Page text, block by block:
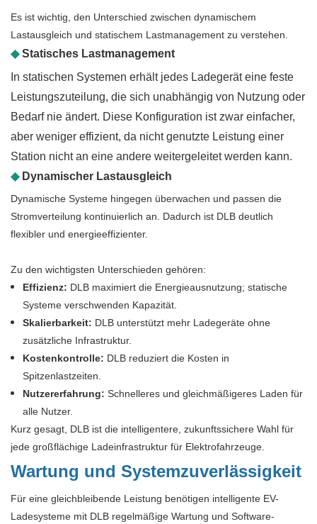
Es ist wichtig, den Unterschied zwischen dynamischem
Lastausgleich und statischem Lastmanagement zu verstehen.
◆Statisches Lastmanagement
In statischen Systemen erhält jedes Ladegerät eine feste
Leistungszuteilung, die sich unabhängig von Nutzung oder
Bedarf nie ändert. Diese Konfiguration ist zwar einfacher,
aber weniger effizient, da nicht genutzte Leistung einer
Station nicht an eine andere weitergeleitet werden kann.
◆Dynamischer Lastausgleich
Dynamische Systeme hingegen überwachen und passen die
Stromverteilung kontinuierlich an. Dadurch ist DLB deutlich
flexibler und energieeffizienter.
Zu den wichtigsten Unterschieden gehören:
Effizienz: DLB maximiert die Energieausnutzung; statische
Systeme verschwenden Kapazität.
Skalierbarkeit: DLB unterstützt mehr Ladegeräte ohne
zusätzliche Infrastruktur.
Kostenkontrolle: DLB reduziert die Kosten in
Spitzenlastzeiten.
Nutzererfahrung: Schnelleres und gleichmäßigeres Laden für
alle Nutzer.
Kurz gesagt, DLB ist die intelligentere, zukunftssichere Wahl für
jede großflächige Ladeinfrastruktur für Elektrofahrzeuge.
Wartung und Systemzuverlässigkeit
Für eine gleichbleibende Leistung benötigen intelligente EV-
Ladesysteme mit DLB regelmäßige Wartung und Software-